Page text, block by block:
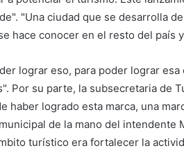
"Una ciudad que se desarrolla
hace conocer en el resto del país
lograr eso, para poder lograr esa
Por su parte, la subsecretaria de
haber logrado esta marca, una
de la mano del intendente
turístico era fortalecer la